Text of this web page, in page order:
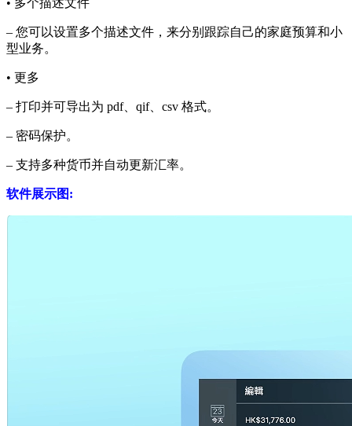
– 您可以设置多个描述文件，来分别跟踪自己的家庭预算和小
型业务。
• 更多
– 打印并可导出为 pdf、qif、csv 格式。
– 密码保护。
– 支持多种货币并自动更新汇率。
软件展示图: